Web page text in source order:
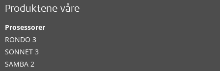
Produktene våre
Prosessorer
RONDO 3
SONNET 3
SAMBA 2